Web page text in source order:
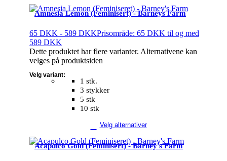
Amnesia Lemon (Feminisert) - Barneys Farm
65 DKK - 589 DKKPrisområde: 65 DKK til og med
589 DKK
1 stk.
3 stykker
5 stk
10 stk
Velg variant:
Velg alternativer
Dette produktet har flere varianter. Alternativene kan
velges på produktsiden
Acapulco Gold (Feminisert) - Barney's Farm